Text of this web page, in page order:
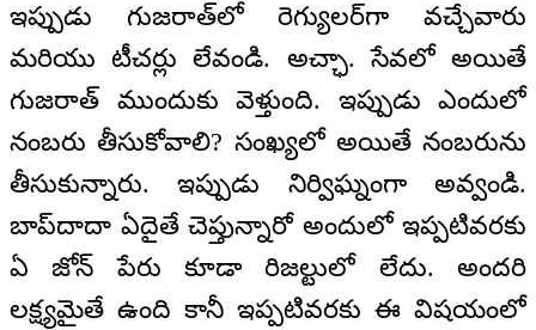
ఇప్పుడు గుజరాత్‌లో రెగ్యులర్‌గా వచ్చేవారు
మరియు టీచర్లు లేవండి. అచ్ఛా. సేవలో అయితే
గుజరాత్‌ ముందుకు వెళ్తుంది. ఇప్పుడు ఎందులో
నంబరు తీసుకోవాలి? సంఖ్యలో అయితే నంబరును
తీసుకున్నారు. ఇప్పుడు నిర్విఘ్నంగా అవ్వండి.
బాప్‌దాదా ఏదైతే చెప్తున్నారో అందులో ఇప్పటివరకు
ఏ జోన్‌ పేరు కూడా రిజల్టులో లేదు. అందరి
లక్ష్యమైతే ఉంది కానీ ఇప్పటివరకు ఈ విషయంలో